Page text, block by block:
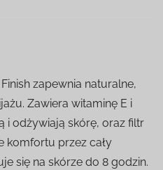
zapewnia naturalne,
Zawiera witaminę E i
i odżywiają skórę, oraz filtr
komfortu przez cały
się na skórze do 8 godzin.